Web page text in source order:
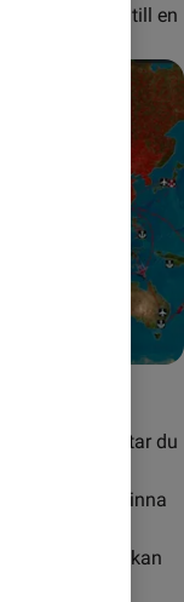
varje åktur till en
Plague Inc. tar du
måste måste
för att övervinna
vilket kan
har någon